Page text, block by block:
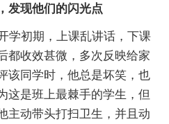
发现他们的闪光点
学初期，上课乱讲话，下课
都收效甚微，多次反映给家
该同学时，他总是坏笑，也
这是班上最棘手的学生，但
主动带头打扫卫生，并且动